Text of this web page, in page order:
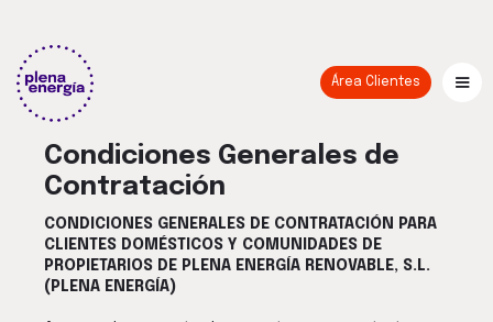
Área Clientes
Condiciones Generales de
Contratación
CONDICIONES GENERALES DE CONTRATACIÓN PARA
CLIENTES DOMÉSTICOS Y COMUNIDADES DE
PROPIETARIOS DE PLENA ENERGÍA RENOVABLE, S.L.
(PLENA ENERGÍA)